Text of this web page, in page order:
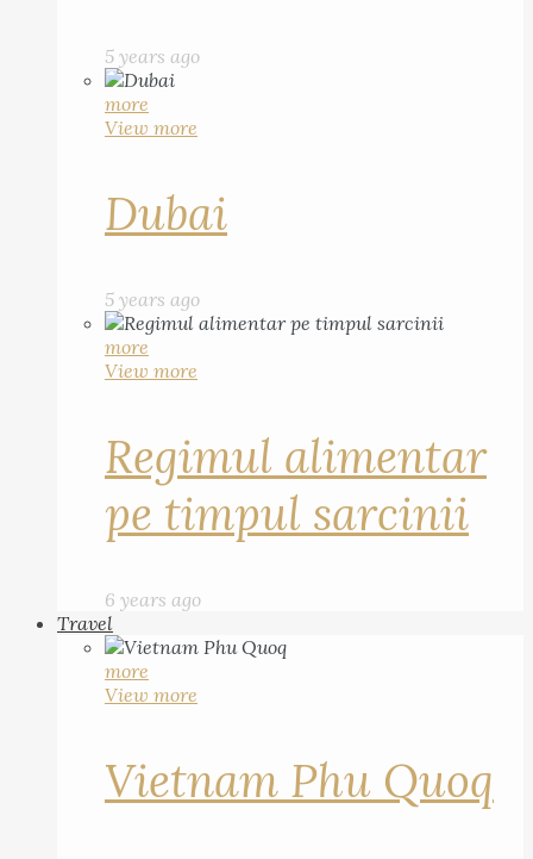
5 years ago
more
View more
Dubai
5 years ago
more
View more
Regimul alimentar
pe timpul sarcinii
6 years ago
Travel
more
View more
Vietnam Phu Quoq